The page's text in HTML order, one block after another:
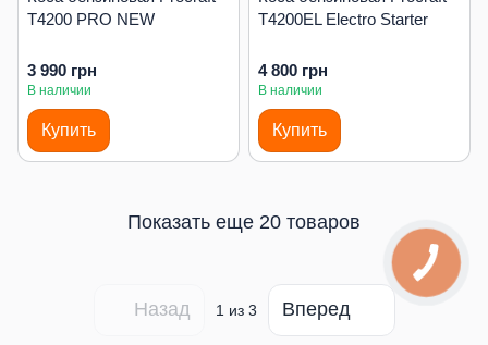
T4200 PRO NEW
3 990 грн
В наличии
Купить
T4200EL Electro Starter
4 800 грн
В наличии
Купить
Показать еще 20 товаров
Назад 1 из 3 Вперед